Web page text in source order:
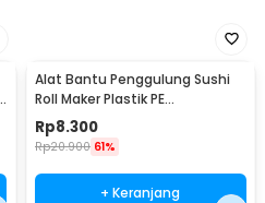
Alat Bantu Penggulung Sushi
Roll Maker Plastik PE
22x20.5x0.1cm - E1119
Rp8.300
Rp20.900 61%
+ Keranjang